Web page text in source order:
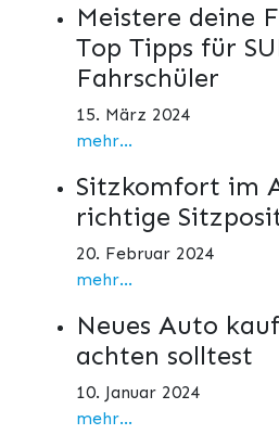
Meistere deine
Top Tipps für
Fahrschüler
15. März 2024
mehr...
Sitzkomfort im
richtige
20. Februar 2024
mehr...
Neues Auto
achten solltest
10. Januar 2024
mehr...